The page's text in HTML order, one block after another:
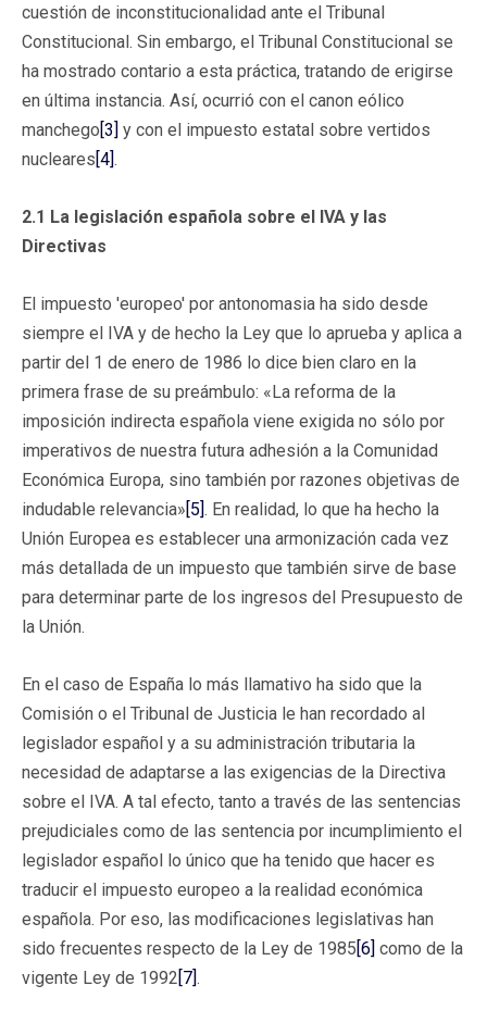
cuestión de inconstitucionalidad ante el Tribunal
Constitucional. Sin embargo, el Tribunal Constitucional se
ha mostrado contario a esta práctica, tratando de erigirse
en última instancia. Así, ocurrió con el canon eólico
manchego[3] y con el impuesto estatal sobre vertidos
nucleares[4].
2.1 La legislación española sobre el IVA y las
Directivas
El impuesto 'europeo' por antonomasia ha sido desde
siempre el IVA y de hecho la Ley que lo aprueba y aplica a
partir del 1 de enero de 1986 lo dice bien claro en la
primera frase de su preámbulo: «La reforma de la
imposición indirecta española viene exigida no sólo por
imperativos de nuestra futura adhesión a la Comunidad
Económica Europa, sino también por razones objetivas de
indudable relevancia»[5]. En realidad, lo que ha hecho la
Unión Europea es establecer una armonización cada vez
más detallada de un impuesto que también sirve de base
para determinar parte de los ingresos del Presupuesto de
la Unión.
En el caso de España lo más llamativo ha sido que la
Comisión o el Tribunal de Justicia le han recordado al
legislador español y a su administración tributaria la
necesidad de adaptarse a las exigencias de la Directiva
sobre el IVA. A tal efecto, tanto a través de las sentencias
prejudiciales como de las sentencia por incumplimiento el
legislador español lo único que ha tenido que hacer es
traducir el impuesto europeo a la realidad económica
española. Por eso, las modificaciones legislativas han
sido frecuentes respecto de la Ley de 1985[6] como de la
vigente Ley de 1992[7].